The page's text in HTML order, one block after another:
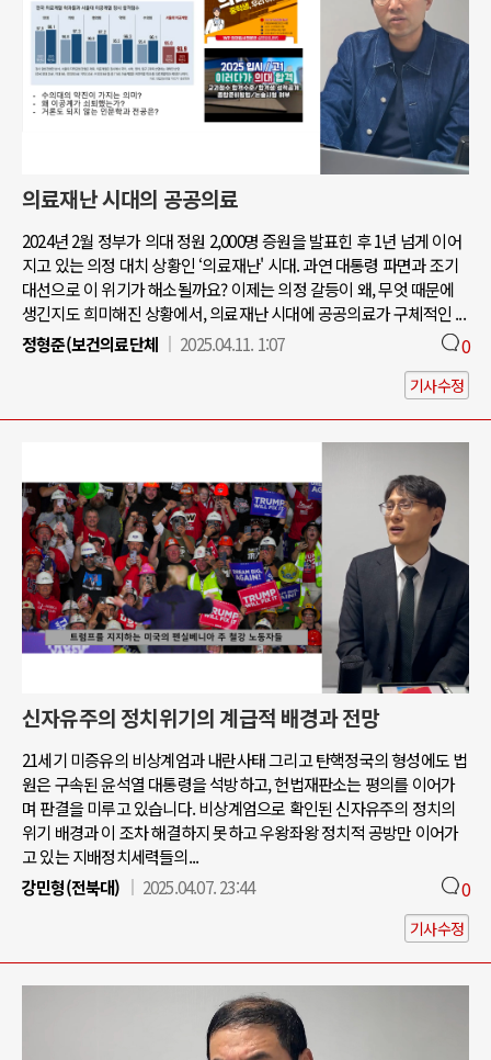
의료재난 시대의 공공의료
2024년 2월 정부가 의대 정원 2,000명 증원을 발표힌 후 1년 넘게 이어
지고 있는 의정 대치 상황인 ‘의료재난' 시대. 과연 대통령 파면과 조기
대선으로 이 위기가 해소될까요? 이제는 의정 갈등이 왜, 무엇 때문에
생긴지도 희미해진 상황에서, 의료재난 시대에 공공의료가 구체적인 ...
정형준(보건의료단체
2025.04.11. 1:07 0
기사수정
신자유주의 정치위기의 계급적 배경과 전망
21세기 미증유의 비상계엄과 내란사태 그리고 탄핵정국의 형성에도 법
원은 구속된 윤석열 대통령을 석방하고, 헌법재판소는 평의를 이어가
며 판결을 미루고 있습니다. 비상계엄으로 확인된 신자유주의 정치의
위기 배경과 이 조차 해결하지 못하고 우왕좌왕 정치적 공방만 이어가
고 있는 지배정치세력들의...
강민형(전북대)
2025.04.07. 23:44 0
기사수정